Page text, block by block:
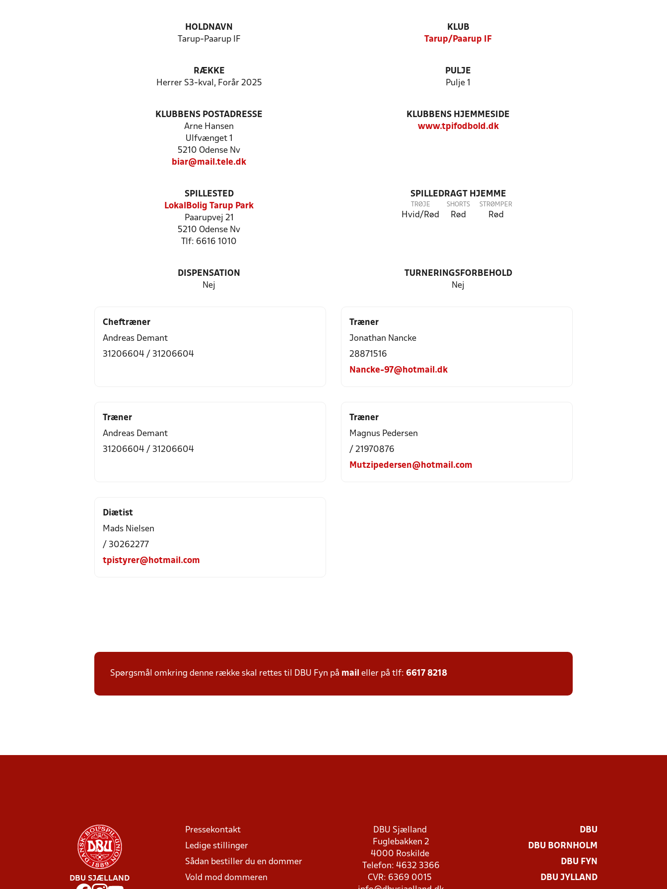
HOLDNAVN
Tarup-Paarup IF
KLUB
Tarup/Paarup IF
RÆKKE
Herrer S3-kval, Forår 2025
PULJE
Pulje 1
KLUBBENS POSTADRESSE
Arne Hansen
Ulfvænget 1
5210 Odense Nv
biar@mail.tele.dk
KLUBBENS HJEMMESIDE
www.tpifodbold.dk
SPILLESTED
LokalBolig Tarup Park
Paarupvej 21
5210 Odense Nv
Tlf: 6616 1010
SPILLEDRAGT HJEMME
TRØJE
Hvid/Rød
SHORTS
Rød
STRØMPER
Rød
DISPENSATION
Nej
TURNERINGSFORBEHOLD
Nej
Cheftræner
Andreas Demant
31206604 / 31206604
Træner
Jonathan Nancke
28871516
Nancke-97@hotmail.dk
Træner
Andreas Demant
31206604 / 31206604
Træner
Magnus Pedersen
/ 21970876
Mutzipedersen@hotmail.com
Diætist
Mads Nielsen
/ 30262277
tpistyrer@hotmail.com
Spørgsmål omkring denne række skal rettes til DBU Fyn på mail eller på tlf: 6617 8218
DBU SJÆLLAND
Pressekontakt
Ledige stillinger
Sådan bestiller du en dommer
Vold mod dommeren
DBU Sjælland
Fuglebakken 2
4000 Roskilde
Telefon: 4632 3366
CVR: 6369 0015
DBU
DBU BORNHOLM
DBU FYN
DBU JYLLAND